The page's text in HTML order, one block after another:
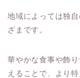
地域によっては独
ざまです。
華やかな食事や飾
えることで、より